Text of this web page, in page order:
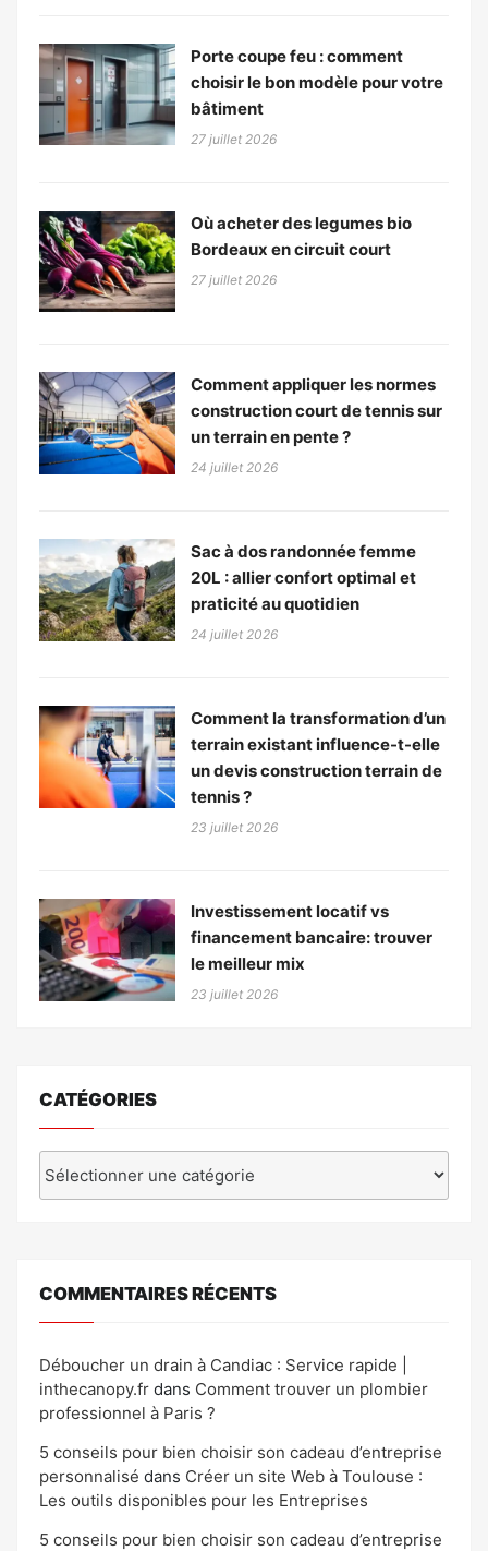
Porte coupe feu : comment
choisir le bon modèle pour votre
bâtiment
27 juillet 2026
Où acheter des legumes bio
Bordeaux en circuit court
27 juillet 2026
Comment appliquer les normes
construction court de tennis sur
un terrain en pente ?
24 juillet 2026
Sac à dos randonnée femme
20L : allier confort optimal et
praticité au quotidien
24 juillet 2026
Comment la transformation d’un
terrain existant influence-t-elle
un devis construction terrain de
tennis ?
23 juillet 2026
Investissement locatif vs
financement bancaire: trouver
le meilleur mix
23 juillet 2026
CATÉGORIES
COMMENTAIRES RÉCENTS
Déboucher un drain à Candiac : Service rapide |
inthecanopy.fr dans Comment trouver un plombier
professionnel à Paris ?
5 conseils pour bien choisir son cadeau d’entreprise
personnalisé dans Créer un site Web à Toulouse :
Les outils disponibles pour les Entreprises
5 conseils pour bien choisir son cadeau d’entreprise